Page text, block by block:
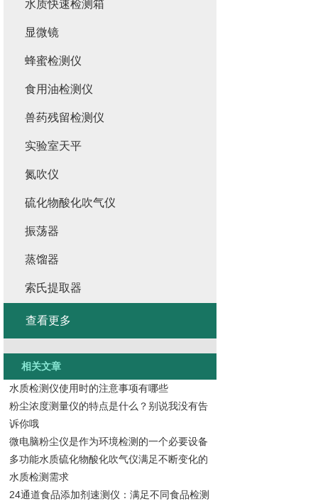
水质快速检测箱
显微镜
蜂蜜检测仪
食用油检测仪
兽药残留检测仪
实验室天平
氮吹仪
硫化物酸化吹气仪
振荡器
蒸馏器
索氏提取器
查看更多
相关文章
水质检测仪使用时的注意事项有哪些
粉尘浓度测量仪的特点是什么？别说我没有告
诉你哦
微电脑粉尘仪是作为环境检测的一个必要设备
多功能水质硫化物酸化吹气仪满足不断变化的
水质检测需求
24通道食品添加剂速测仪：满足不同食品检测